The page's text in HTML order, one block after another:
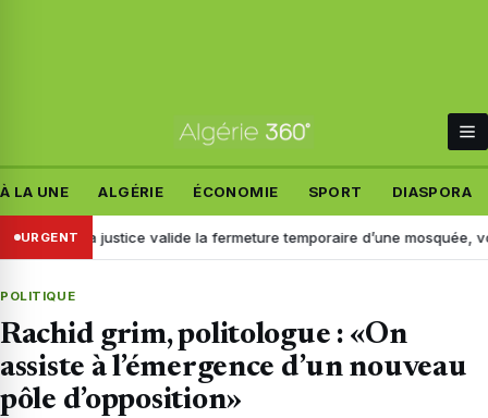
À LA UNE ALGÉRIE ÉCONOMIE SPORT DIASPORA
URGENT
: la justice valide la fermeture temporaire d’une mosquée, voici
POLITIQUE
Rachid grim, politologue : «On
assiste à l’émergence d’un nouveau
pôle d’opposition»